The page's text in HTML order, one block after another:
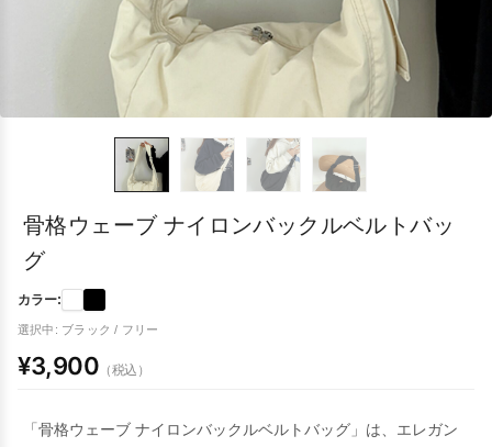
骨格ウェーブ ナイロンバックルベルトバッ
グ
カラー:
選択中: ブラック / フリー
¥3,900 （税込）
「骨格ウェーブ ナイロンバックルベルトバッグ」は、エレガン